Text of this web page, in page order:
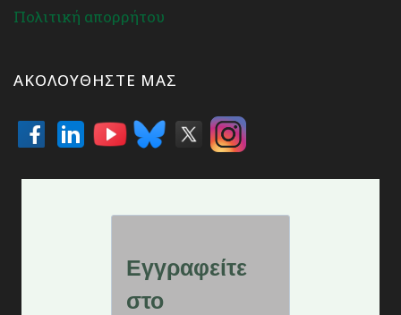
Πολιτική απορρήτου
ΑΚΟΛΟΥΘΉΣΤΕ ΜΑΣ